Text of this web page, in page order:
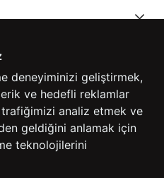
deneyiminizi geliştirmek,
ve hedefli reklamlar
analiz etmek ve
geldiğini anlamak için
teknolojilerini